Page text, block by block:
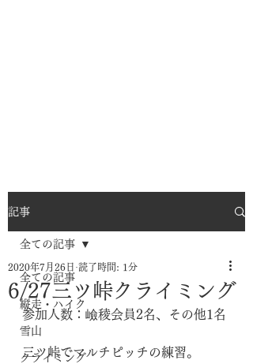
記事
全ての記事
縦走・ハイク
雪山
クライミング
全ての記事
6/27三ツ峠クライミング
2020年7月26日 読了時間: 1分
参加人数：嶮稜会員2名、その他1名
三ツ峠でマルチピッチの練習。